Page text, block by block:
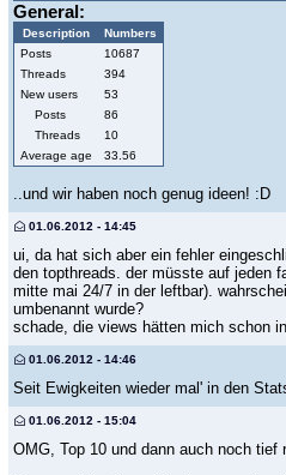
General:
Description
Numbers
Posts
10687
Threads
394
New users
53
Posts
86
Threads
10
Average age
33.56
..und wir haben noch genug ideen! :D
01.06.2012 - 14:45
ui, da hat sich aber ein fehler
den topthreads. der müsste auf jeden
mitte mai 24/7 in der leftbar).
umbenannt wurde?
schade, die views hätten mich schon
01.06.2012 - 14:46
Seit Ewigkeiten wieder mal' in den
01.06.2012 - 15:04
OMG, Top 10 und dann auch noch tief